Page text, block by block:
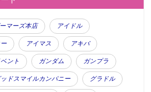
マーズ本店 アイドル
アイマス アキバ
ント ガンダム ガンプラ
ッドスマイルカンパニー グラドル